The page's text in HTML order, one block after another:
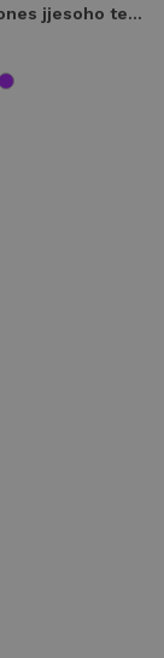
Jack & Jones jjesoho tee ss crew neck noos 12278787 Print T-shirts 5027486 bitter chocolate